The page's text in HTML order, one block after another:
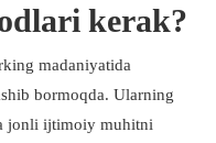
kerak?
madaniyatida
bormoqda. Ularning
jonli ijtimoiy muhitni